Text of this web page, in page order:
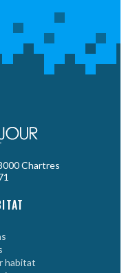
Chartres
habitat